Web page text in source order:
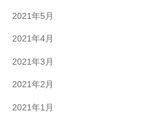
2021年5月
2021年4月
2021年3月
2021年2月
2021年1月